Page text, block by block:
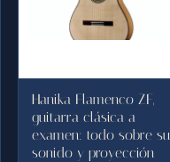
Hanika Flamenco ZF,
guitarra clásica a
examen: todo sobre su
sonido y proyección